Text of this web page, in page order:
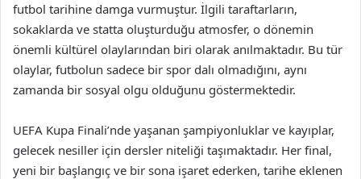
futbol tarihine damga vurmuştur. İlgili taraftarların,
sokaklarda ve statta oluşturduğu atmosfer, o dönemin
önemli kültürel olaylarından biri olarak anılmaktadır. Bu tür
olaylar, futbolun sadece bir spor dalı olmadığını, aynı
zamanda bir sosyal olgu olduğunu göstermektedir.
UEFA Kupa Finali’nde yaşanan şampiyonluklar ve kayıplar,
gelecek nesiller için dersler niteliği taşımaktadır. Her final,
yeni bir başlangıç ve bir sona işaret ederken, tarihe eklenen